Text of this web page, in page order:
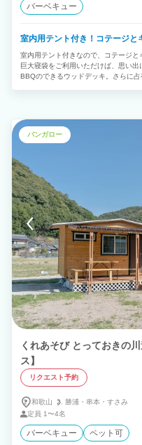
バーベキュー
室内用テント付き！コテージと
室内用テント付きなので、コテージ
巨大寝袋をご利用いただけば、思い
BBQのできるウッドデッキ。さらに
ルームか貸切風呂をご利用ください
テージにご宿泊のお客様は、足の長い
ッキ上でご利用いただけます。 足の
もございます！ ※調理器具の備え付け
タル品、売店をご利用ください。 〈
になって空きがある場合、10:00以降
レイトアウトについて 〉 キャンプ、
約を承ります。フロントもしくはお
1棟2,000円です。 〈 場内共有設備
きトイレ ■サニタリー棟 ・炊事場(給
ト、電子レンジあり。 ・貸切り風
・コインシャワールーム 男女各3室。
ス、ボディソープ、ドライヤーがあ
300円/回 。乾燥20分/100 円。 ・ウ
付き。女性専用トイレあり。 ■ゴミ
します。分別てして頂ければ無料で
詰まったひみつ基地。 ライフジャケ
ります。 特にライフジャケットは、
花火などができる広々としたスペー
はお控えください。 〈 販売物 〉 ■
ス、冷凍食材、BBQ用食材、ジビエ
活用品 歯ブラシ、タオル、ペーパー
ジ、洗剤、電池 ■キャンプグッズ 薪
手、ステッカー ■遊び道具 虫取りか
サンダル、浮き輪、釣り道具 〈 レ
毛布、マット、イス、テーブル、
マー、ハンモック、バスタオル ■調
ン、鉄板、包丁 ■遊び道具 ライフジ
定)
バンガロー
くれあそび とっておきの
ス】
リクエスト予約
和歌山 勝浦・ 串本・ すさみ
定員 1〜4名
バーベキュー ペット可